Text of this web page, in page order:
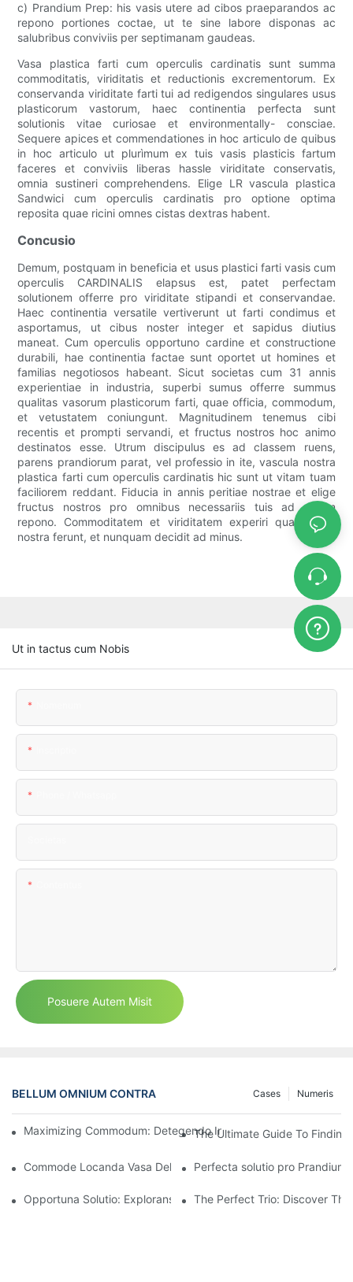
c) Prandium Prep: his vasis utere ad cibos praeparandos ac
repono portiones coctae, ut te sine labore disponas ac
salubribus conviviis per septimanam gaudeas.
Vasa plastica farti cum operculis cardinatis sunt summa
commoditatis, viriditatis et reductionis excrementorum. Ex
conservanda viriditate farti tui ad redigendos singulares usus
plasticorum vastorum, haec continentia perfecta sunt
solutionis vitae curiosae et environmentally- consciae.
Sequere apices et commendationes in hoc articulo de quibus
in hoc articulo ut plurìmum ex tuis vasis plasticis fartum
faceres et conviviis liberas hassle viriditate conservatis,
omnia sustineri comprehendens. Elige LR vascula plastica
Sandwici cum operculis cardinatis pro optione optima
reposita quae ricini omnes cistas dextras habent.
Concusio
Demum, postquam in beneficia et usus plastici farti vasis cum
operculis CARDINALIS elapsus est, patet perfectam
solutionem offerre pro viriditate stipandi et conservandae.
Haec continentia versatile vertiverunt ut farti condimus et
asportamus, ut cibus noster integer et sapidus diutius
maneat. Cum operculis opportuno cardine et constructione
durabili, hae continentia factae sunt oportet ut homines et
familias negotiosos habeant. Sicut societas cum 31 annis
experientiae in industria, superbi sumus offerre summus
qualitas vasorum plasticorum farti, quae officia, commodum,
et vetustatem coniungunt. Magnitudinem tenemus cibi
recentis et prompti servandi, et fructus nostros hoc animo
destinatos esse. Utrum discipulus es ad classem ruens,
parens prandiorum parat, vel professio in ite, vascula nostra
plastica farti cum operculis cardinatis hic sunt ut vitam tuam
faciliorem reddant. Fiducia in annis peritiae nostrae et elige
fructus nostros pro omnibus necessariis tuis ad cibum
repono. Commoditatem et viriditatem experiri quam vasa
nostra ferunt, et nunquam decidit ad minus.
Ut in tactus cum Nobis
Posuere Autem Misit
BELLUM OMNIUM CONTRA Numeris
Cases
Maximizing Commodum: Detegendo Ingenium continens Cum
The Ultimate Guide To
Commode Locanda Vasa Delicatessen 32 Unciarum Prope Te:
Perfecta solutio pro Prandium
Opportuna Solutio: Explorans Beneficia Trium Sectio Cibum
The Perfect Trio: Discover